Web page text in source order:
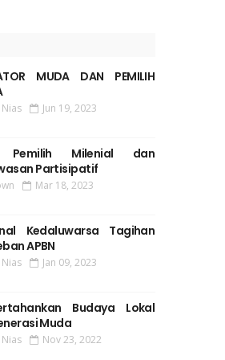
MUDA DAN PEMILIH
Jun 19, 2023
Pemilih Milenial dan
Partisipatif
Mar 18, 2023
Kedaluwarsa Tagihan
APBN
Jan 09, 2023
Budaya Lokal
Muda
Nov 23, 2022